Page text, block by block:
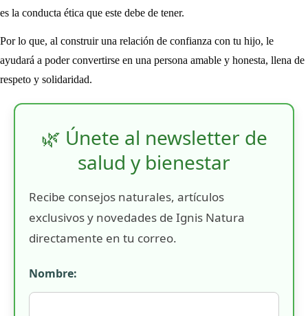
es la conducta ética que este debe de tener.
Por lo que, al construir una relación de confianza con tu hijo, le
ayudará a poder convertirse en una persona amable y honesta, llena de
respeto y solidaridad.
🌿 Únete al newsletter de
salud y bienestar
Recibe consejos naturales, artículos
exclusivos y novedades de Ignis Natura
directamente en tu correo.
Nombre: